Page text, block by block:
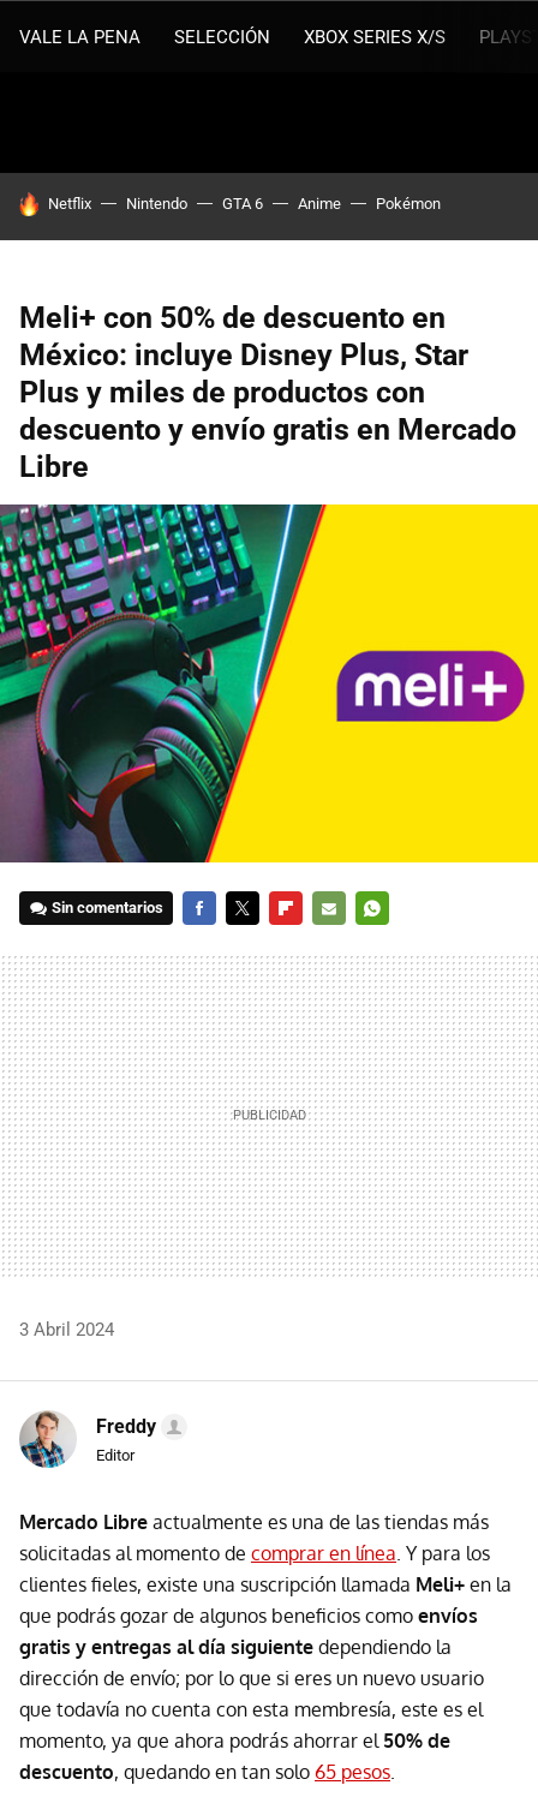
VALE LA PENA SELECCIÓN XBOX SERIES X/S
HOY SE HABLA DE
Netflix Nintendo GTA 6 Anime Pokémon
Meli+ con 50% de descuento en
México: incluye Disney Plus, Star
Plus y miles de productos con
descuento y envío gratis en Mercado
Libre
Sin comentarios
MAIL
3 Abril 2024
Freddy
Editor
Mercado Libre actualmente es una de las tiendas más
solicitadas al momento de comprar en línea. Y para los
clientes fieles, existe una suscripción llamada Meli+ en la
que podrás gozar de algunos beneficios como envíos
gratis y entregas al día siguiente dependiendo la
dirección de envío; por lo que si eres un nuevo usuario
que todavía no cuenta con esta membresía, este es el
momento, ya que ahora podrás ahorrar el 50% de
descuento, quedando en tan solo 65 pesos.